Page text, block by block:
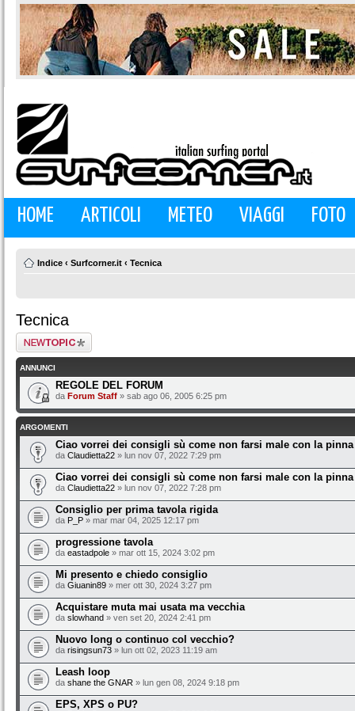
HOME ARTICOLI METEO VIAGGI FOTO
Indice ‹ Surfcorner.it ‹ Tecnica
Tecnica
Scrivi un nuovo
argomento
ANNUNCI
REGOLE DEL FORUM
da Forum Staff » sab ago 06, 2005 6:25 pm
ARGOMENTI
Ciao vorrei dei consigli sù come non farsi male con la pinna
da Claudietta22 » lun nov 07, 2022 7:29 pm
Ciao vorrei dei consigli sù come non farsi male con la pinna
da Claudietta22 » lun nov 07, 2022 7:28 pm
Consiglio per prima tavola rigida
da P_P » mar mar 04, 2025 12:17 pm
progressione tavola
da eastadpole » mar ott 15, 2024 3:02 pm
Mi presento e chiedo consiglio
da Giuanin89 » mer ott 30, 2024 3:27 pm
Acquistare muta mai usata ma vecchia
da slowhand » ven set 20, 2024 2:41 pm
Nuovo long o continuo col vecchio?
da risingsun73 » lun ott 02, 2023 11:19 am
Leash loop
da shane the GNAR » lun gen 08, 2024 9:18 pm
EPS, XPS o PU?